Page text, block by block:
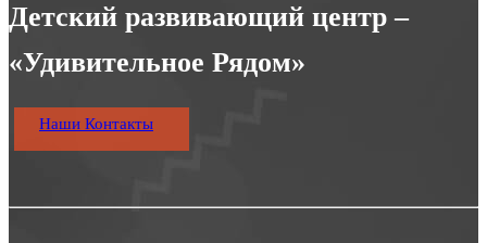
Детский развивающий центр –
«Удивительное Рядом»
Наши Контакты